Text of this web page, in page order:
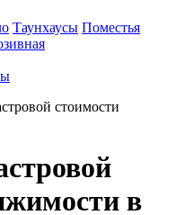
Таунхаусы Поместья
стоимости
в